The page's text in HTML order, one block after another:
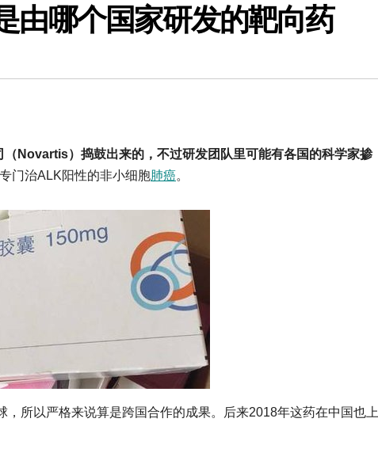
哪个国家研发的靶向药
Novartis）捣鼓出来的，不过研发团队里可能有各国的科学家掺
门治ALK阳性的非小细胞肺癌。
以严格来说算是跨国合作的成果。后来2018年这药在中国也上